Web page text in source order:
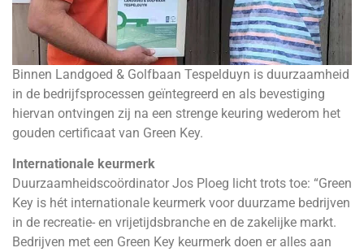
Binnen Landgoed & Golfbaan Tespelduyn is duurzaamheid
in de bedrijfsprocessen geïntegreerd en als bevestiging
hiervan ontvingen zij na een strenge keuring wederom het
gouden certificaat van Green Key.
Internationale keurmerk
Duurzaamheidscoördinator Jos Ploeg licht trots toe: “Green
Key is hét internationale keurmerk voor duurzame bedrijven
in de recreatie- en vrijetijdsbranche en de zakelijke markt.
Bedrijven met een Green Key keurmerk doen er alles aan